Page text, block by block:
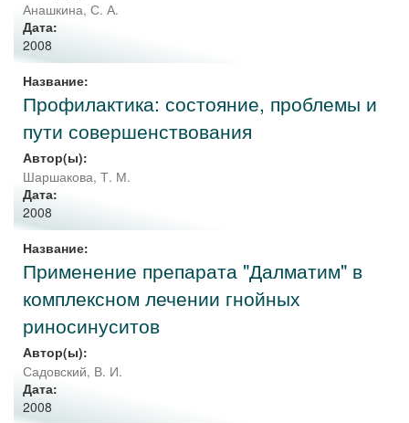
Анашкина, С. А.
Дата:
2008
Название:
Профилактика: состояние, проблемы и
пути совершенствования
Автор(ы):
Шаршакова, Т. М.
Дата:
2008
Название:
Применение препарата "Далматим" в
комплексном лечении гнойных
риносинуситов
Автор(ы):
Садовский, В. И.
Дата:
2008